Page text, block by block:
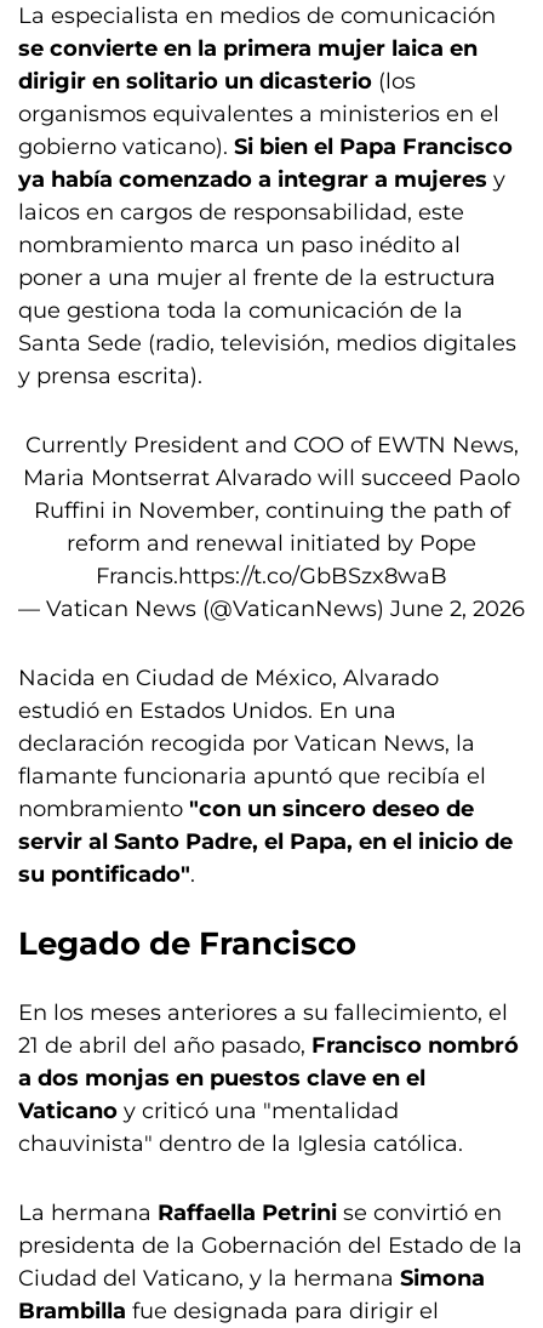
La especialista en medios de comunicación
se convierte en la primera mujer laica en
dirigir en solitario un dicasterio (los
organismos equivalentes a ministerios en el
gobierno vaticano). Si bien el Papa Francisco
ya había comenzado a integrar a mujeres y
laicos en cargos de responsabilidad, este
nombramiento marca un paso inédito al
poner a una mujer al frente de la estructura
que gestiona toda la comunicación de la
Santa Sede (radio, televisión, medios digitales
y prensa escrita).
Currently President and COO of EWTN News,
Maria Montserrat Alvarado will succeed Paolo
Ruffini in November, continuing the path of
reform and renewal initiated by Pope
Francis.https://t.co/GbBSzx8waB
— Vatican News (@VaticanNews) June 2, 2026
Nacida en Ciudad de México, Alvarado
estudió en Estados Unidos. En una
declaración recogida por Vatican News, la
flamante funcionaria apuntó que recibía el
nombramiento "con un sincero deseo de
servir al Santo Padre, el Papa, en el inicio de
su pontificado".
Legado de Francisco
En los meses anteriores a su fallecimiento, el
21 de abril del año pasado, Francisco nombró
a dos monjas en puestos clave en el
Vaticano y criticó una "mentalidad
chauvinista" dentro de la Iglesia católica.
La hermana Raffaella Petrini se convirtió en
presidenta de la Gobernación del Estado de la
Ciudad del Vaticano, y la hermana Simona
Brambilla fue designada para dirigir el